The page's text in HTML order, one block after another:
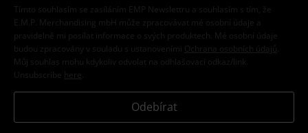
Tímto souhlasím se zasíláním EMP Newslettru a souhlasím s tím, že
E.M.P. Merchandising mbH může zpracovávat mé osobní údaje a
pravidelně mi posílat informace o svých produktech. Mé osobní údaje
budou zpracovány v souladu s ustanoveními
Ochrana osobních údajů
Můj souhlas mohu kdykoliv odvolat na odhlašovací odkaz/link.
Unsubscribe here
Odebírat